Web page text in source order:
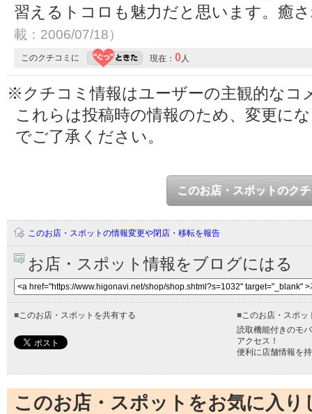
習えるトコロも魅力だと思います。癒
載：2006/07/18）
このクチコミに 現在： 0人
※クチコミ情報はユーザーの主観的なコ
これらは投稿時の情報のため、変更に
でご了承ください。
このお店・スポットのク
このお店・スポットの情報変更や閉店・移転を報告
お店・スポット情報をブログにはる
■このお店・スポットを共有する ■このお店・スポッ
読取機能付きのモ
アクセス！
便利に店舗情報を
このお店・スポットをお気に入